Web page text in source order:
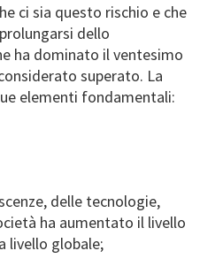
ci sia questo rischio e che
dello
ha dominato il ventesimo
superato. La
elementi fondamentali:
delle tecnologie,
ha aumentato il livello
a livello globale;